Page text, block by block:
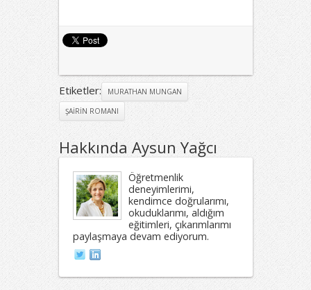
Etiketler:
MURATHAN MUNGAN
ŞAIRIN ROMANI
Hakkında Aysun Yağcı
Öğretmenlik
deneyimlerimi,
kendimce doğrularımı,
okuduklarımı, aldığım
eğitimleri, çıkarımlarımı
paylaşmaya devam ediyorum.